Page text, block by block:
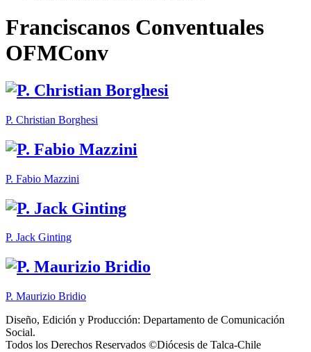
Franciscanos Conventuales
OFMConv
P. Christian Borghesi
P. Fabio Mazzini
P. Jack Ginting
P. Maurizio Bridio
Diseño, Edición y Producción: Departamento de Comunicación
Social.
Todos los Derechos Reservados ©Diócesis de Talca-Chile